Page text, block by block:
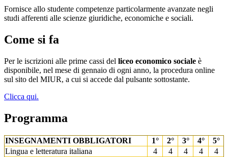
Fornisce allo studente competenze particolarmente avanzate negli
studi afferenti alle scienze giuridiche, economiche e sociali.
Come si fa
Per le iscrizioni alle prime cassi del liceo economico sociale è
disponibile, nel mese di gennaio di ogni anno, la procedura online
sul sito del MIUR, a cui si accede dal pulsante sottostante.
Clicca qui.
Programma
INSEGNAMENTI OBBLIGATORI 1° 2° 3° 4°
5°
Lingua e letteratura italiana
4 4 4 4
4